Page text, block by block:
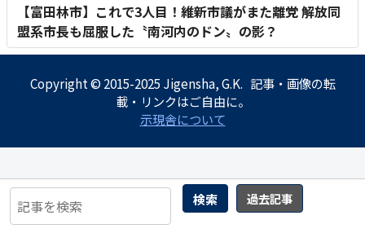
検索 過去記事
【富田林市】これで3人目！維新市議がまた離党 解放同
盟系市長も屈服した〝南河内のドン〟の影？
Copyright © 2015-2025 Jigensha, G.K. 記事・画像の転
載・リンクはご自由に。
示現舎について